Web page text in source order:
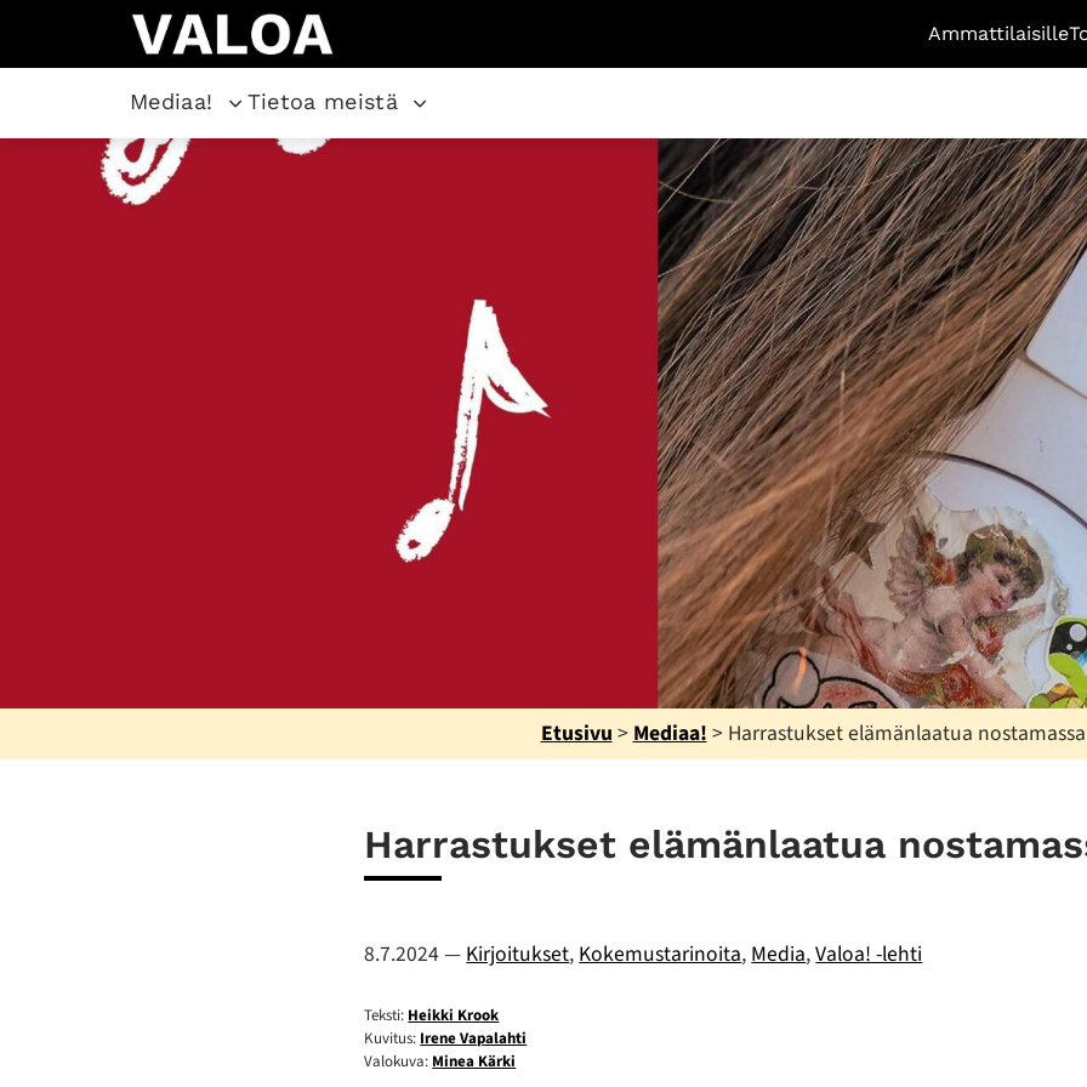
Ammattilaisille
Mediaa! Tietoa meistä
Etusivu>Mediaa!> Harrastukset elämänlaatua
Harrastukset elämänlaatua
8.7.2024—Kirjoitukset,Kokemustarinoita,Media,Valoa! -lehti
Teksti: Heikki Krook
Kuvitus: Irene Vapalahti
Valokuva: Minea Kärki